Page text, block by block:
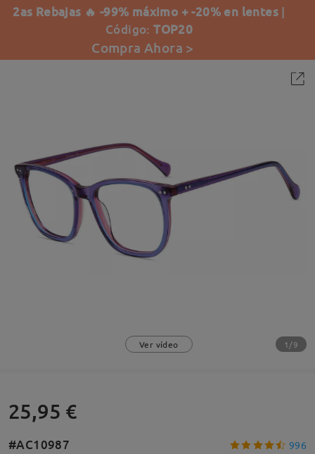
2as Rebajas 🔥 -99% máximo + -20% en lentes |
Código:TOP20
Compra Ahora >
Ver vídeo 1/9
25,95 €
#AC10987 996